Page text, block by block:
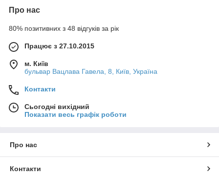
Про нас
80% позитивних з 48 відгуків за рік
Працює з 27.10.2015
м. Київ
бульвар Вацлава Гавела, 8, Київ, Україна
Контакти
Сьогодні вихідний
Показати весь графік роботи
Про нас
Контакти